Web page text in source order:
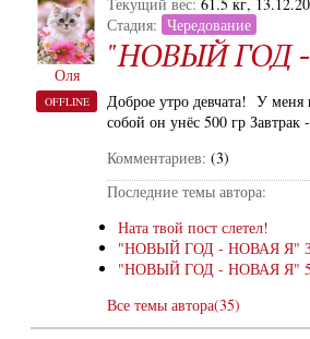
Оля
OFFLINE
Стадия: Чередование
"НОВЫЙ ГОД -
Доброе утро девчата! У меня
собой он унёс 500 гр
Комментариев: (3)
Последние темы автора:
Ната твой пост слетел!
"НОВЫЙ ГОД - НОВАЯ Я"
"НОВЫЙ ГОД - НОВАЯ Я" 5
Все темы автора(35)